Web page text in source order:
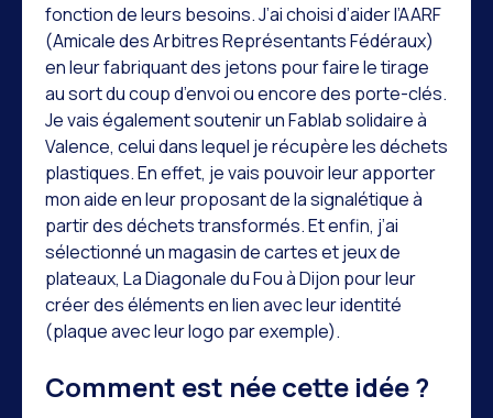
fonction de leurs besoins. J’ai choisi d’aider l’AARF
(Amicale des Arbitres Représentants Fédéraux)
en leur fabriquant des jetons pour faire le tirage
au sort du coup d’envoi ou encore des porte-clés.
Je vais également soutenir un Fablab solidaire à
Valence, celui dans lequel je récupère les déchets
plastiques. En effet, je vais pouvoir leur apporter
mon aide en leur proposant de la signalétique à
partir des déchets transformés. Et enfin, j’ai
sélectionné un magasin de cartes et jeux de
plateaux, La Diagonale du Fou à Dijon pour leur
créer des éléments en lien avec leur identité
(plaque avec leur logo par exemple).
Comment est née cette idée ?